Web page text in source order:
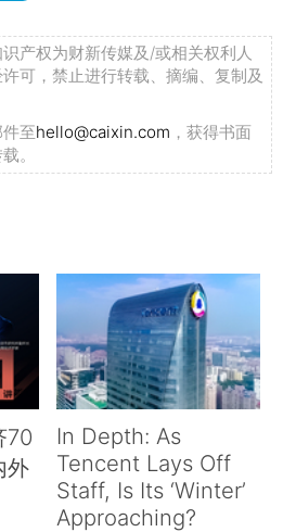
产权为财新传媒及/或相关权利人
可，禁止进行转载、摘编、复制及
至hello@caixin.com ，获得书面
。
70
外
In Depth: As
Tencent Lays Off
Staff, Is Its ‘Winter’
Approaching?